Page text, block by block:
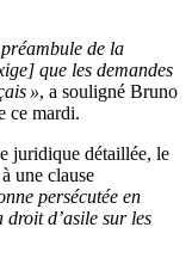
de la
que les demandes
», a souligné Bruno
ce mardi.
juridique détaillée, le
une clause
persécutée en
d’asile sur les